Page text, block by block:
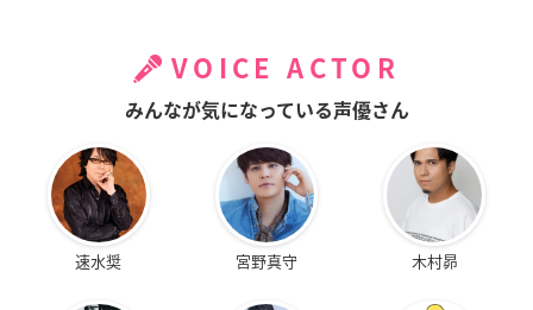
VOICE ACTOR
みんなが気になっている声優さん
速水奨 宮野真守 木村昴